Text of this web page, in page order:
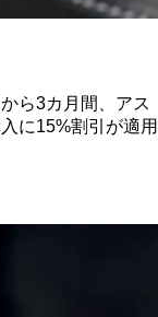
ら3カ月間、アス
に15%割引が適用